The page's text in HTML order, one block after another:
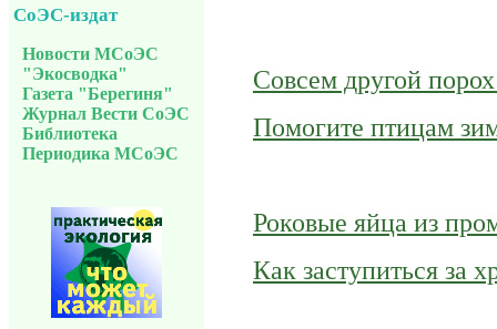
СоЭС-издат
Новости МСоЭС
"Экосводка"
Газета "Берегиня"
Журнал Вести СоЭС
Библиотека
Периодика МСоЭС
Совсем другой
Помогите птицам
Роковые яйца из
Как заступиться за